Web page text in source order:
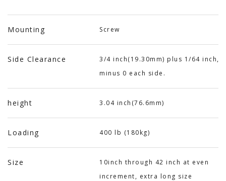
Mounting Screw
Side Clearance
3/4 inch(19.30mm) plus 1/64 inch,
minus 0 each side.
height 3.04 inch(76.6mm)
Loading 400 lb (180kg)
Size
10inch through 42 inch at even
increment, extra long size